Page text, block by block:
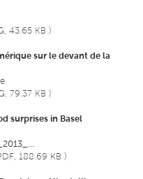
43.65 KB )
sur le devant de la
79.37 KB )
surprises in Basel
188.69 KB )